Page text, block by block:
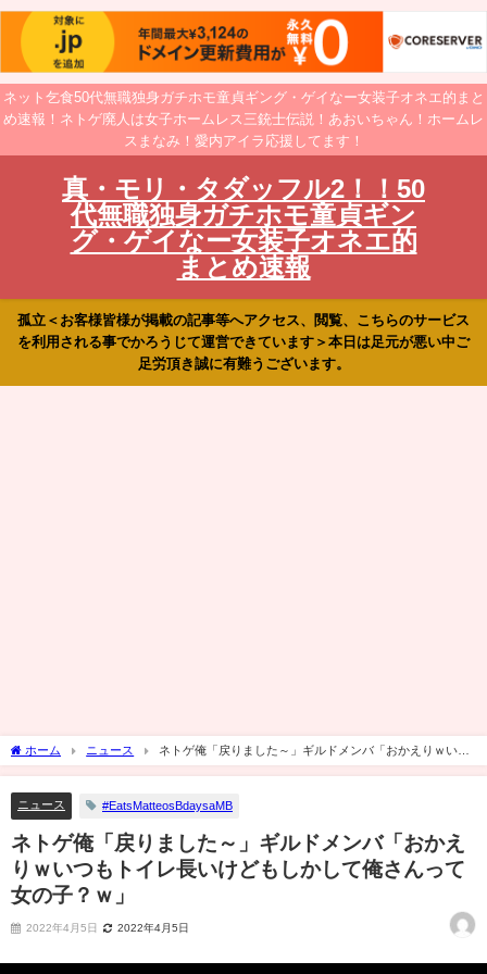
ネット乞食50代無職独身ガチホモ童貞ギング・ゲイなー女装子オネエ的まと
め速報！ネトゲ廃人は女子ホームレス三銃士伝説！あおいちゃん！ホームレ
スまなみ！愛内アイラ応援してます！
真・モリ・タダッフル2！！50
代無職独身ガチホモ童貞ギン
グ・ゲイなー女装子オネエ的
まとめ速報
孤立＜お客様皆様が掲載の記事等へアクセス、閲覧、こちらのサービス
を利用される事でかろうじて運営できています＞本日は足元が悪い中ご
足労頂き誠に有難うございます。
ホーム ニュース
ネトゲ俺「戻りました～」ギルドメンバ「おかえりｗいつ
もトイレ長いけどもしかして俺さんって女の子？ｗ」
ニュース #EatsMatteosBdaysaMB
ネトゲ俺「戻りました～」ギルドメンバ「おかえ
りｗいつもトイレ長いけどもしかして俺さんって
女の子？ｗ」
2022年4月5日 2022年4月5日